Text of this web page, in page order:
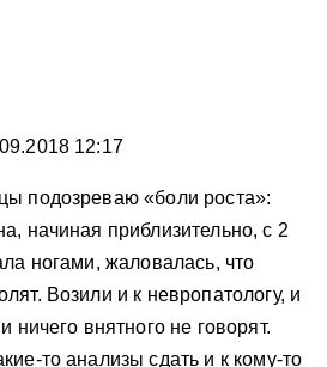
12:17
подозреваю «боли роста»:
начиная приблизительно, с 2
ногами, жаловалась, что
Возили и к невропатологу, и
ничего внятного не говорят.
то анализы сдать и к кому-то